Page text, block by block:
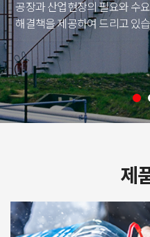
공장과 산업현장의 필요와 수
해결책을 제공하여 드리고 있
제